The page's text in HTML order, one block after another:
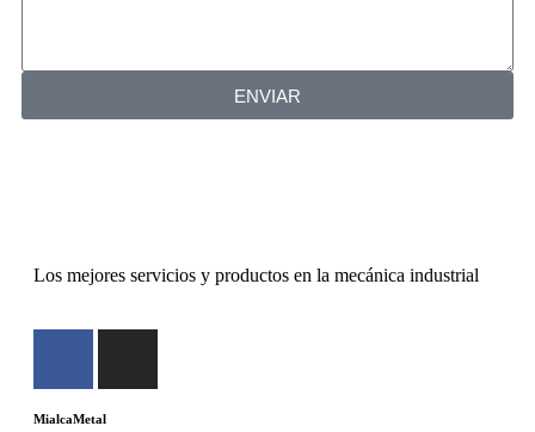
ENVIAR
Los mejores servicios y productos en la mecánica industrial
MialcaMetal